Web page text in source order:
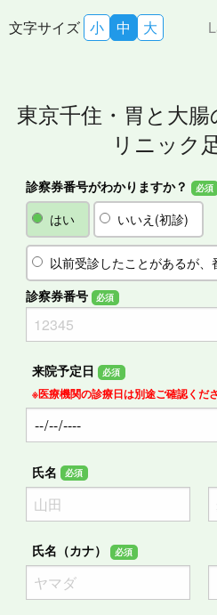
文字サイズ 小 中 大
東京千住・胃と大
リニック
診察券番号がわかりますか？ 必須
はい いいえ(初診)
以前受診したことがあるが、
診察券番号
必須
来院予定日 必須
※医療機関の診療日は別途ご確認くだ
氏名 必須
氏名（カナ） 必須